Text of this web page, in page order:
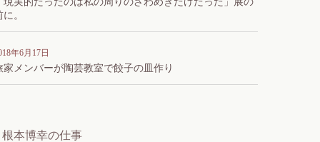
に。
年6月17日
家メンバーが陶芸教室で餃子の皿作り
根本博幸の仕事